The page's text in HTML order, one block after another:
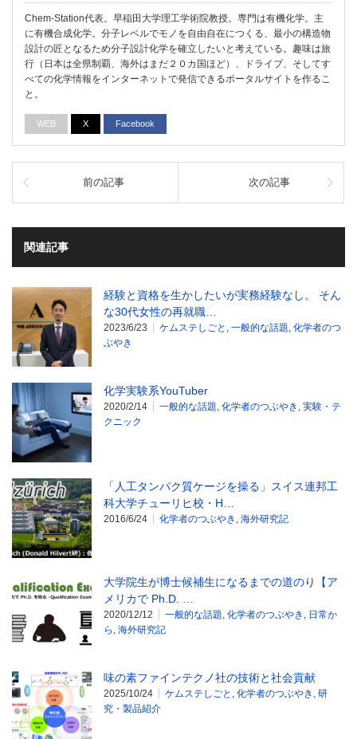
Chem-Station代表。早稲田大学理工学術院教授。専門は有機化学。主
に有機合成化学。分子レベルでモノを自由自在につくる、最小の構造物
設計の匠となるため分子設計化学を確立したいと考えている。趣味は旅
行（日本は全県制覇、海外はまだ２０カ国ほど）、ドライブ、そしてす
べての化学情報をインターネットで発信できるポータルサイトを作るこ
と。
WEB X Facebook
前の記事 次の記事
関連記事
経験と資格を生かしたいが実務経験なし。 そん
な30代女性の再就職…
2023/6/23 ケムステしごと , 一般的な話題, 化学者のつ
ぶやき
化学実験系YouTuber
2020/2/14 一般的な話題, 化学者のつぶやき , 実験・テ
クニック
「人工タンパク質ケージを操る」スイス連邦工
科大学チューリヒ校・H…
2016/6/24 化学者のつぶやき , 海外研究記
大学院生が博士候補生になるまでの道のり【ア
メリカで Ph.D. …
2020/12/12 一般的な話題, 化学者のつぶやき , 日常か
ら , 海外研究記
味の素ファインテクノ社の技術と社会貢献
2025/10/24 ケムステしごと , 化学者のつぶやき , 研
究・製品紹介